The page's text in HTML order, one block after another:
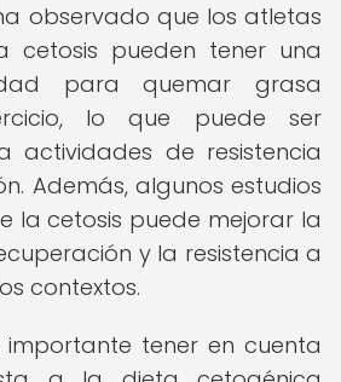
observado que los atletas
pueden tener una
para quemar grasa
lo que puede ser
actividades de resistencia
Además, algunos estudios
la cetosis puede mejorar la
y la resistencia a
contextos.
importante tener en cuenta